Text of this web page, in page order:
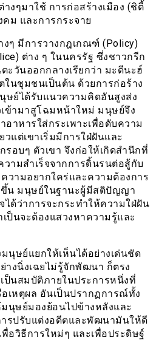
งๆมาใช้ การก่อสร้างเมือง (ชิตี้
คม และการกระจาย
ๆ มีการวางกฎเกณฑ์ (Policy)
ต่าง ๆ ในนครรัฐ ซึ่งชาวกรีก
ะวันออกกลางเรียกว่า มะดีนะฮ์
ในชุมชนเป็นต้น ด้วยการก่อร้าง
ษย์ได้รับแนวความคิดอันสูงส่ง
ข้ามาสูโฉมหน้าใหม่ มนุษย์จึง
าหารใส่กระเพาะเพื่อดับความ
วแต่เขาเริ่มมีการใฝ่ฝันและ
อบๆ ตัวเขา จึงก่อให้เกิดสำนึกที่
วามสำเร็จจากการดิ้นรนต่อสู้กับ
วามอยากใคร่และความต้องการ
น มนุษย์ในฐานะผู้มีสติปัญญา
ได้ว่าการจะกระทำให้ความใฝ่ฝัน
ป็นจะต้องแสวงหาความรู้และ
นุษย์แยกให้เห็นได้อย่างเด่นชัด
งนิ่งเฉยไม่รู้จักพัฒนา ก็ตรง
นสมบัติภายในประการหนึ่งที่
เหตุผล อันเป็นปรากฏการณ์ทั้ง
นุษย์มองย้อนไปข้างหลังและ
ารปรับแต่งอดีตและพัฒนามันให้ดี
อวิธีการใหม่ๆ และเพื่อประดิษฐ์